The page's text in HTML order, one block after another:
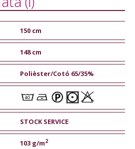
150 cm
148 cm
Polièster/Cotó 65/35%
STOCK SERVICE
103 g/m2